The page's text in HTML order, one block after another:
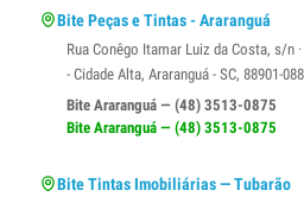
Bite Peças e Tintas - Araranguá
Rua Conêgo Itamar Luiz da Costa, s/n
- Cidade Alta, Araranguá - SC, 88901-088
Bite Araranguá — (48) 3513-0875
Bite Araranguá — (48) 3513-0875
Bite Tintas Imobiliárias — Tubarão